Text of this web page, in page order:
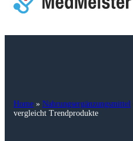
Home » Nahrungsergänzungsmittel
vergleicht Trendprodukte